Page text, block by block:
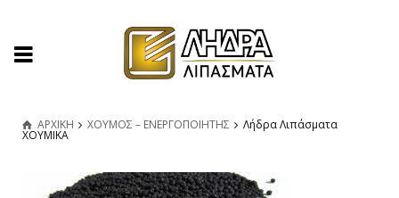
ΑΡΧΙΚΗ ΧΟΥΜΟΣ – ΕΝΕΡΓΟΠΟΙΗΤΗΣ Λήδρα Λιπάσματα
ΧΟΥΜΙΚΑ